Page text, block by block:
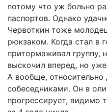
потому что уж больно
паспортов. Однако
Червоткин тоже
рюкзаком. Когда стал в
притормаживал группу,
выскочил вперед, но
А вообще, относительно
собеседниками. Он в
прогрессирует, видимо